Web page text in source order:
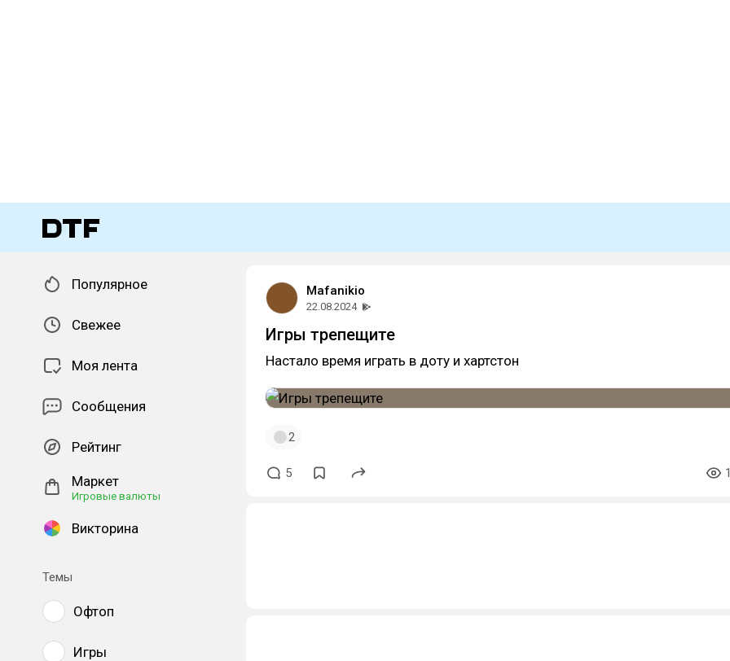
Популярное
Свежее
Моя лента
Сообщения
Рейтинг
Маркет
Игровые валюты
Викторина
Темы
Офтоп
Игры
Mafanikio
22.08.2024
Игры трепещите
Настало время играть в доту и хартстон
2
5